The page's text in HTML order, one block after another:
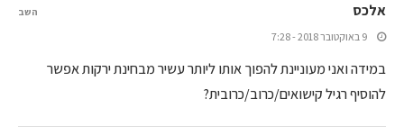
אלכס
9 באוקטובר 2018 - 7:28
במידה ואני מעוניינת להפוך אותו ליותר עשיר מבחינת ירקות אפשר
להוסיף רגיל קישואים/כרוב/כרובית?
השב